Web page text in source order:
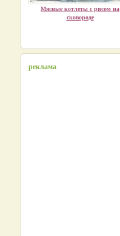
Мясные котлеты с рисом на
сковороде
реклама